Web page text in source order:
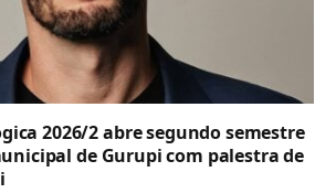
2026/2 abre segundo semestre
de Gurupi com palestra de